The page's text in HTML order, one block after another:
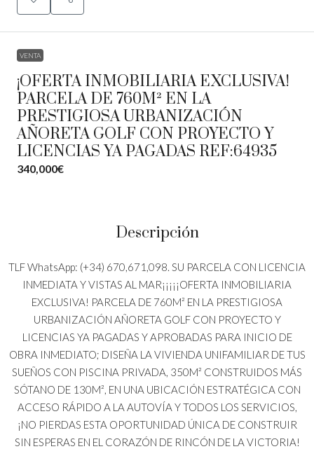
VENTA
¡OFERTA INMOBILIARIA EXCLUSIVA!
PARCELA DE 760M² EN LA
PRESTIGIOSA URBANIZACIÓN
AÑORETA GOLF CON PROYECTO Y
LICENCIAS YA PAGADAS REF:64935
340,000€
Descripción
TLF WhatsApp: (+34) 670,671,098. SU PARCELA CON LICENCIA
INMEDIATA Y VISTAS AL MAR¡¡¡¡¡OFERTA INMOBILIARIA
EXCLUSIVA! PARCELA DE 760M² EN LA PRESTIGIOSA
URBANIZACIÓN AÑORETA GOLF CON PROYECTO Y
LICENCIAS YA PAGADAS Y APROBADAS PARA INICIO DE
OBRA INMEDIATO; DISEÑA LA VIVIENDA UNIFAMILIAR DE TUS
SUEÑOS CON PISCINA PRIVADA, 350M² CONSTRUIDOS MÁS
SÓTANO DE 130M², EN UNA UBICACIÓN ESTRATÉGICA CON
ACCESO RÁPIDO A LA AUTOVÍA Y TODOS LOS SERVICIOS,
¡NO PIERDAS ESTA OPORTUNIDAD ÚNICA DE CONSTRUIR
SIN ESPERAS EN EL CORAZÓN DE RINCÓN DE LA VICTORIA!